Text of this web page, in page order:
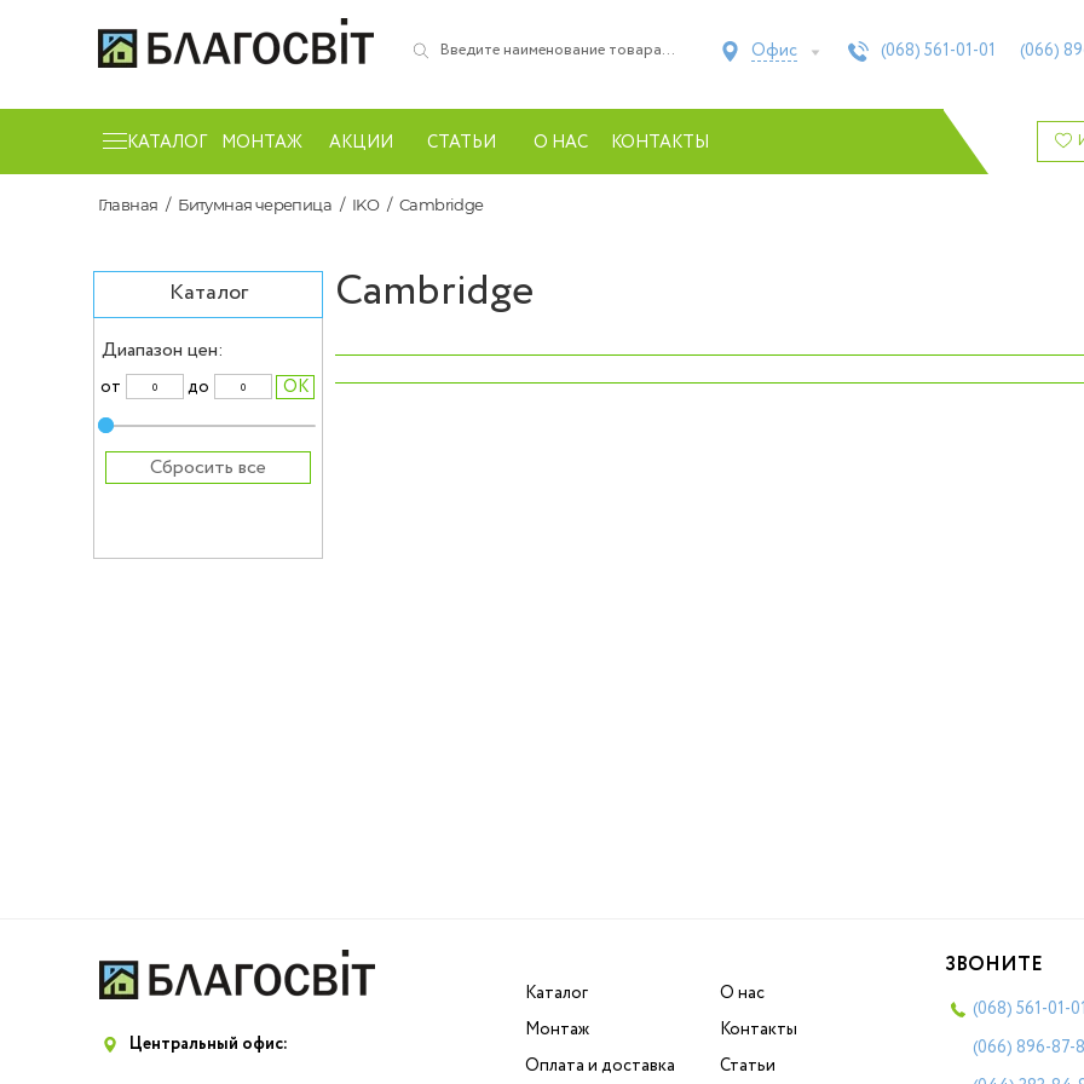
Офис (068) 561-01-01 (066)
КАТАЛОГ МОНТАЖ АКЦИИ СТАТЬИ О НАС КОНТАКТЫ
Главная Битумная черепица IKO Cambridge
Каталог
Диапазон цен:
от до
Сбросить все
Cambridge
‹
Центральный офис:
Каталог
Монтаж
Оплата и доставка
О нас
Контакты
Статьи
ЗВОНИТЕ
(068) 561-01-
(066) 896-87-